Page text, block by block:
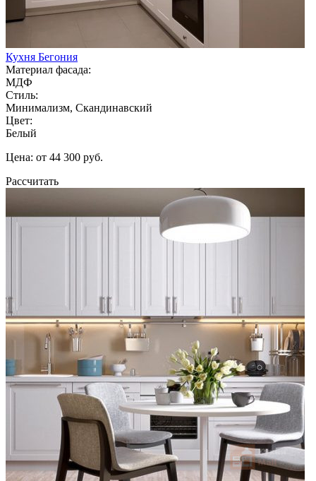
Кухня Бегония
Материал фасада:
МДФ
Стиль:
Минимализм, Скандинавский
Цвет:
Белый
Цена: от 44 300 руб.
Рассчитать